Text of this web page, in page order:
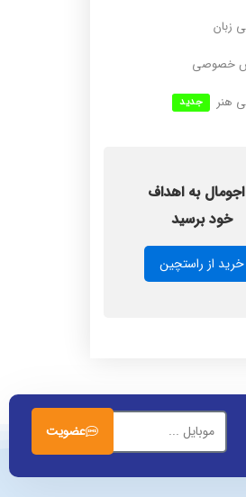
زبان
خصوصی
هنر
جدید
اجومال به اهداف
خود برسید
خرید از راستچین
عضویت